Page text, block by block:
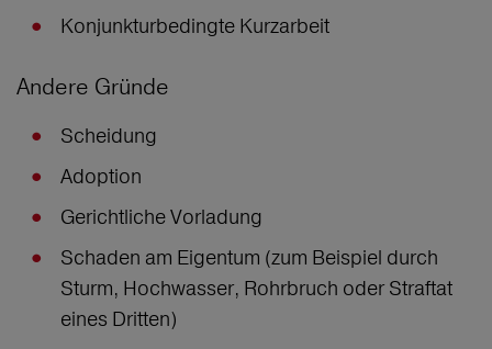
Konjunkturbedingte Kurzarbeit
Andere Gründe
Scheidung
Adoption
Gerichtliche Vorladung
Schaden am Eigentum (zum Beispiel durch
Sturm, Hochwasser, Rohrbruch oder Straftat
eines Dritten)